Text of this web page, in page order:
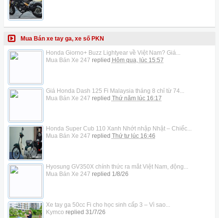
Mua Bán xe tay ga, xe số PKN
Honda Giorno+ Buzz Lightyear về Việt Nam? Giá...
Mua Bán Xe 247 replied Hôm qua, lúc 15:57
Giá Honda Dash 125 Fi Malaysia tháng 8 chỉ từ 74...
Mua Bán Xe 247 replied Thứ năm lúc 16:17
Honda Super Cub 110 Xanh Nhớt nhập Nhật – Chiếc...
Mua Bán Xe 247 replied Thứ tư lúc 16:46
Hyosung GV350X chính thức ra mắt Việt Nam, động...
Mua Bán Xe 247 replied 1/8/26
Xe tay ga 50cc Fi cho học sinh cấp 3 – Vì sao...
Kymco replied 31/7/26